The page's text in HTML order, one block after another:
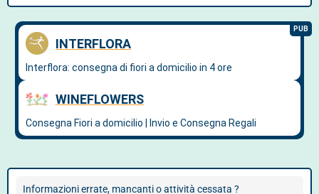
Informazioni errate, mancanti o attività cessata ?